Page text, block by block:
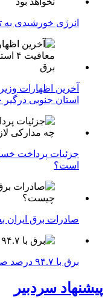
انرژی خورشیدی به
استان جنوبی
جزئیات پرداخت
است؟
صادرات برق
برق با ۹۴.۷ درصد صدرنشین تورم تابستانی!
پیشنهاد سردبیر